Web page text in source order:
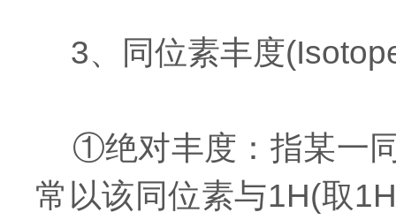
3、同位素丰度
①绝对丰度：指某一同
常以该同位素与1H(取